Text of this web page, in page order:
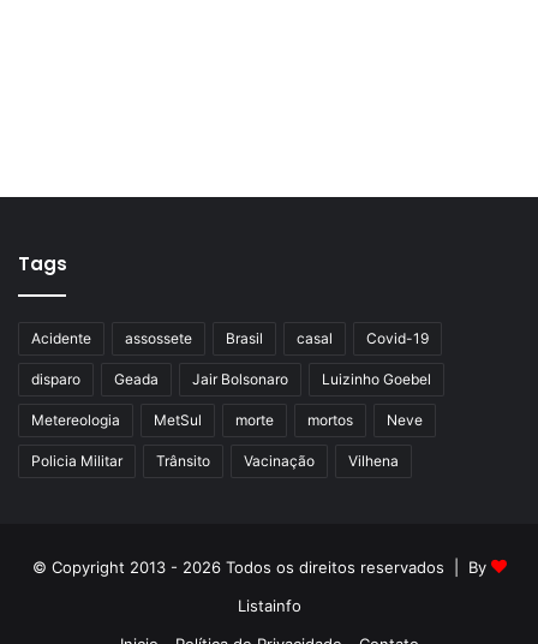
Tags
Acidente assossete Brasil casal Covid-19
disparo Geada Jair Bolsonaro Luizinho Goebel
Metereologia MetSul morte mortos Neve
Policia Militar Trânsito Vacinação Vilhena
© Copyright 2013 - 2026 Todos os direitos reservados | By
Listainfo